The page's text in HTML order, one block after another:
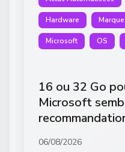
Hardware
Microsoft OS
16 ou 32 Go
Microsoft
06/08/2026